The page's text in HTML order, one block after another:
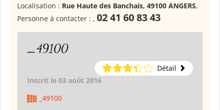
Localisation : Rue Haute des Banchais, 49100 ANGERS,
Personne à contacter : , 02 41 60 83 43
_49100
Détail
Inscrit le 03 août 2016
_49100